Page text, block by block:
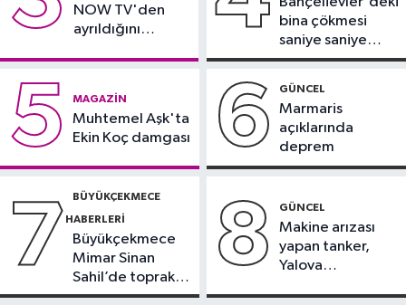
ürünlerine yönelik denetim
Magazin
Ebru Gündeş'ten yeni pozlar
NOW TV'den
ayrıldığını
bina çökmesi
saniye saniye
görüntülendi
5 MAGAZIN
Muhtemel Aşk'ta
Ekin Koç damgası
6 GÜNCEL
Marmaris
açıklarında
deprem
7 BÜYÜKÇEKMECE
HABERLERI
Büyükçekmece
Mimar Sinan
Sahil’de toprak
kayması
8 GÜNCEL
Makine arızası
yapan tanker,
Yalova